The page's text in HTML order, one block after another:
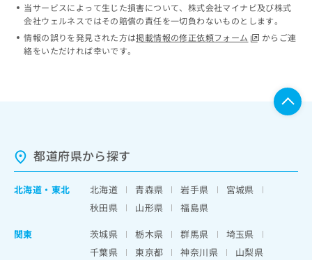
当サービスによって生じた損害について、株式会社マイナビ及び株式
会社ウェルネスではその賠償の責任を一切負わないものとします。
情報の誤りを発見された方は掲載情報の修正依頼フォーム
からご連
絡をいただければ幸いです。
都道府県から探す
北海道 ・ 東北 北海道 青森県 岩手県
宮城県
秋田県
山形県
福島県
関東
茨城県 栃木県 群馬県
埼玉県
千葉県
東京都 神奈川県
山梨県